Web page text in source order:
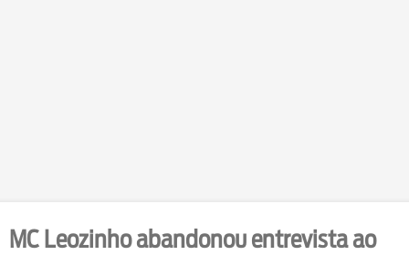
MC Leozinho abandonou entrevista ao